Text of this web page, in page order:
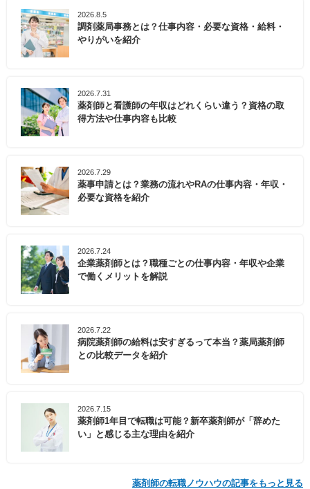
2026.8.5
調剤薬局事務とは？仕事内容・必要な資格・給料・
やりがいを紹介
2026.7.31
薬剤師と看護師の年収はどれくらい違う？資格の取
得方法や仕事内容も比較
2026.7.29
薬事申請とは？業務の流れやRAの仕事内容・年収・
必要な資格を紹介
2026.7.24
企業薬剤師とは？職種ごとの仕事内容・年収や企業
で働くメリットを解説
2026.7.22
病院薬剤師の給料は安すぎるって本当？薬局薬剤師
との比較データを紹介
2026.7.15
薬剤師1年目で転職は可能？新卒薬剤師が「辞めた
い」と感じる主な理由を紹介
薬剤師の転職ノウハウの記事をもっと見る